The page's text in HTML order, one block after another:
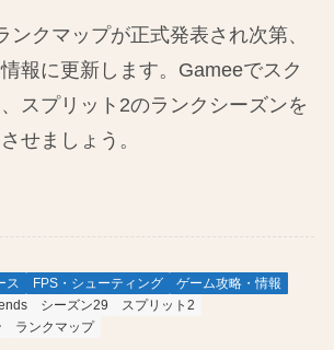
ンクマップが正式発表され次第、
報に更新します。Gameeでスク
スプリット2のランクシーズンを
せましょう。
ス FPS・シューティング
ゲーム攻略・情報
シーズン29
スプリット2
ランクマップ